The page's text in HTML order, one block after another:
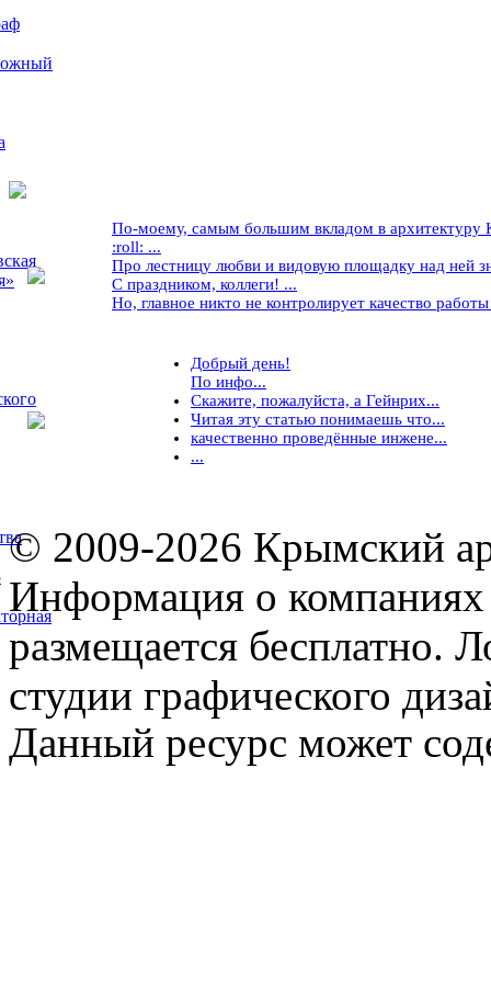
По-моему, самым большим вкладом в архитектуру
:roll: ...
Про лестницу любви и видовую площадку над ней
С праздником, коллеги! ...
Но, главное никто не контролирует качество
Добрый день!
По инфо...
Скажите, пожалуйста, а Гейнрих...
Читая эту статью понимаешь что...
качественно проведённые инжене...
...
© 2009-2026 Крымский
Информация о компаниях
размещается бесплатно.
студии графического
Данный ресурс может